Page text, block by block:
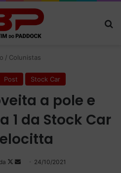
/ Colunistas
Post Stock Car
a pole e
1 da Stock Car
Follow
Mande24/10/2021